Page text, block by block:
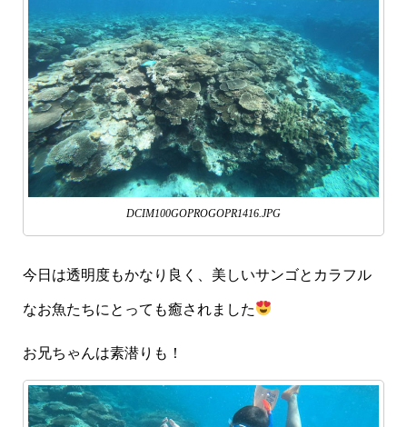
DCIM100GOPROGOPR1416.JPG
今日は透明度もかなり良く、美しいサンゴとカラフル
なお魚たちにとっても癒されました
お兄ちゃんは素潜りも！